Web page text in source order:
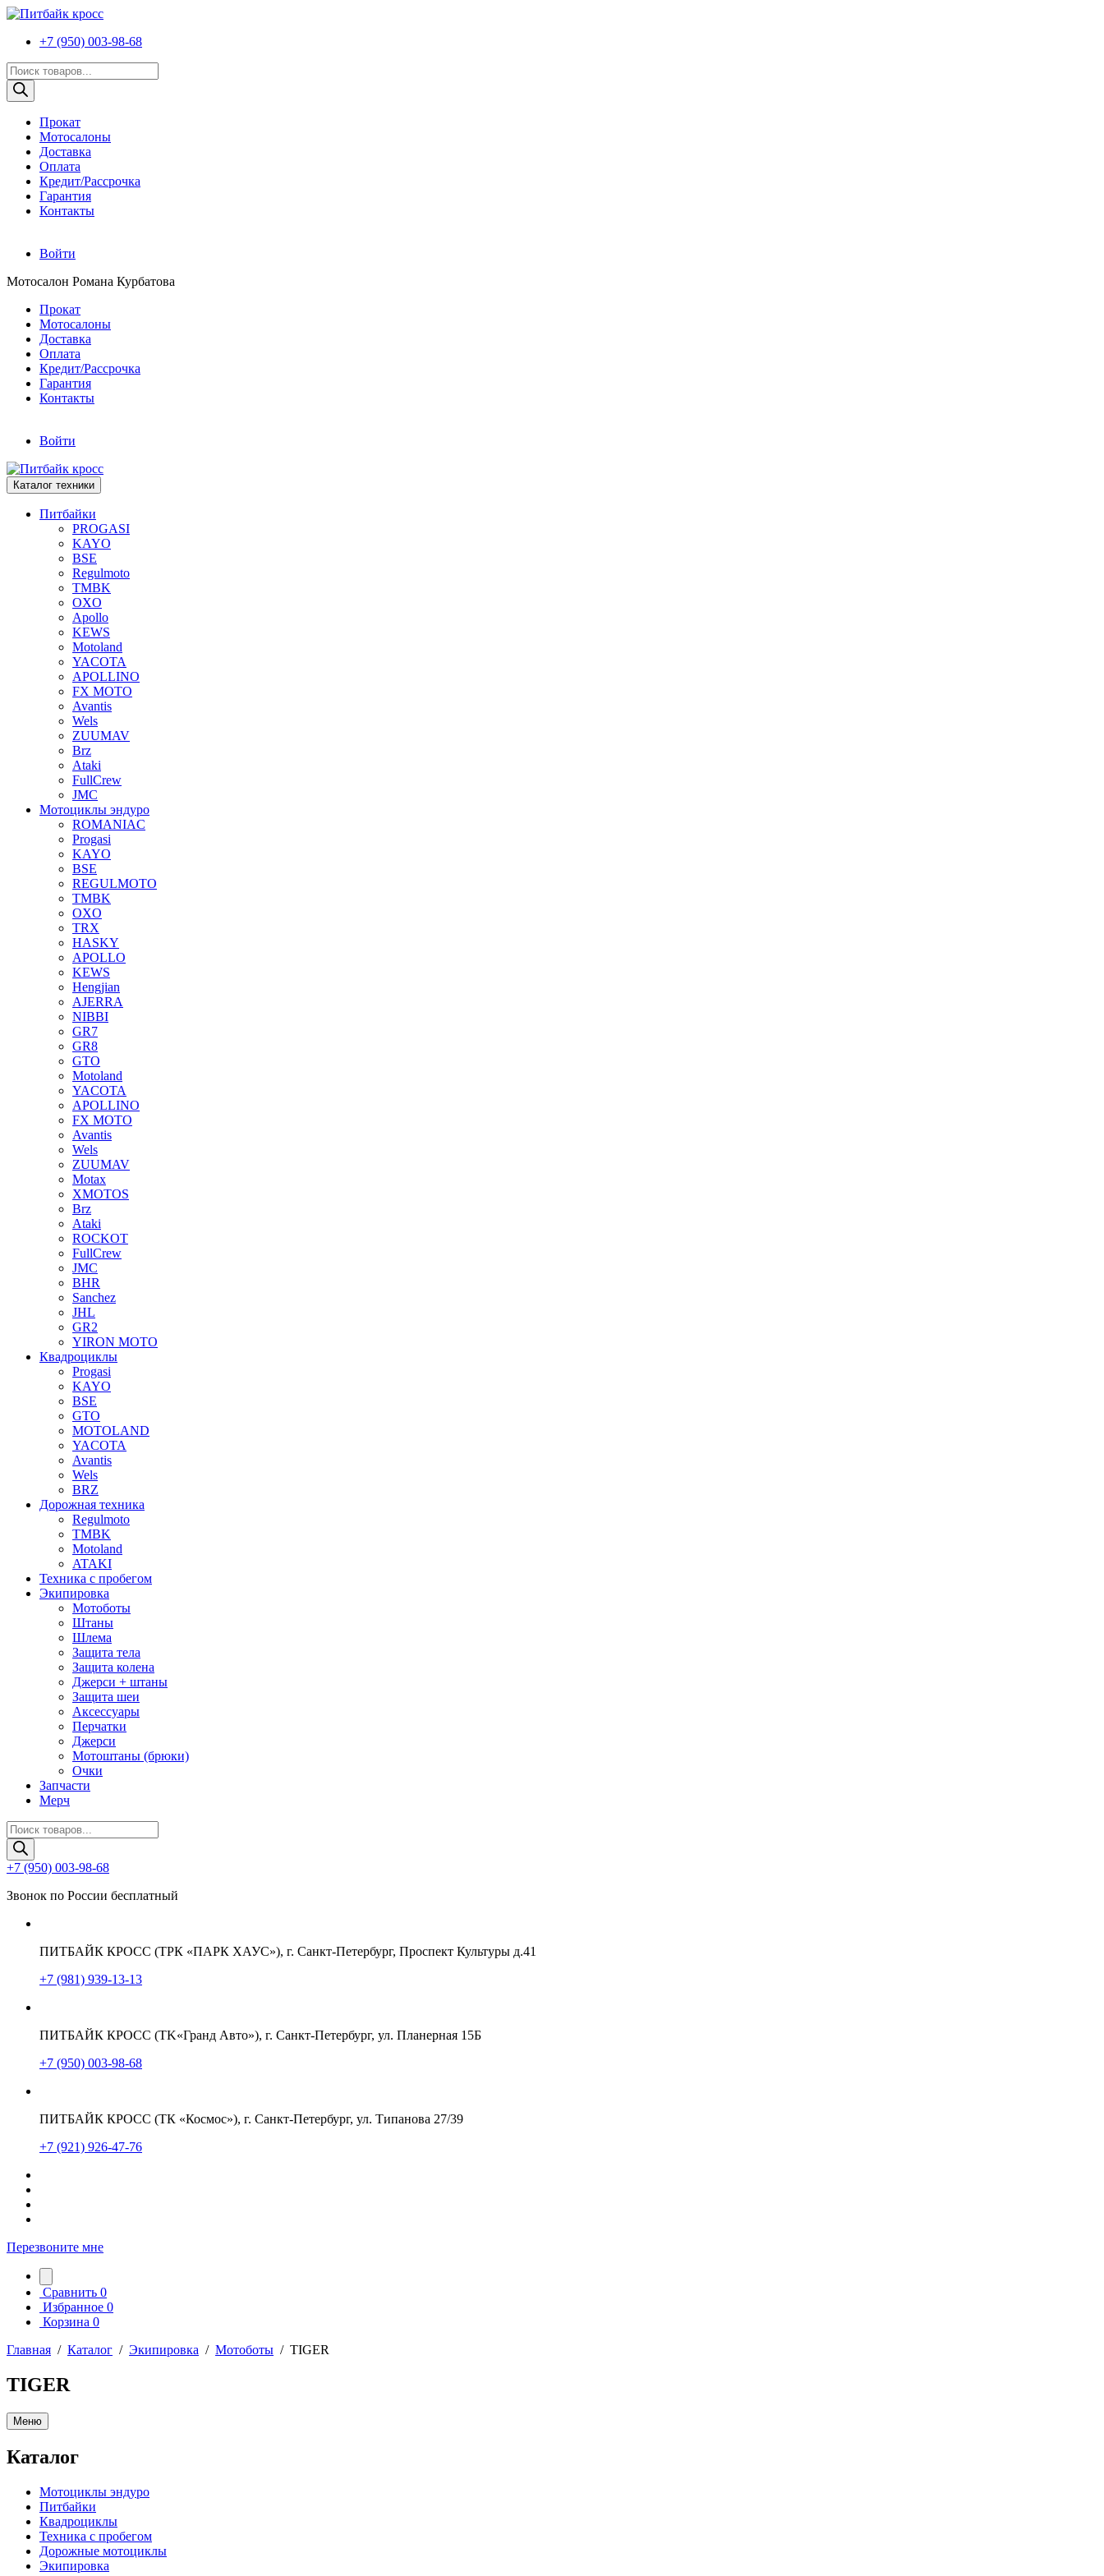
+7 (950) 003-98-68
Поиск
товаров
Прокат
Мотосалоны
Доставка
Оплата
Кредит/Рассрочка
Гарантия
Контакты
Войти
Мотосалон Романа Курбатова
Прокат
Мотосалоны
Доставка
Оплата
Кредит/Рассрочка
Гарантия
Контакты
Войти
Каталог техники
Питбайки
PROGASI
KAYO
BSE
Regulmoto
TMBK
OXO
Apollo
KEWS
Motoland
YACOTA
APOLLINO
FX MOTO
Avantis
Wels
ZUUMAV
Brz
Ataki
FullCrew
JMC
Мотоциклы эндуро
ROMANIAC
Progasi
KAYO
BSE
REGULMOTO
TMBK
OXO
TRX
HASKY
APOLLO
KEWS
Hengjian
AJERRA
NIBBI
GR7
GR8
GTO
Motoland
YACOTA
APOLLINO
FX MOTO
Avantis
Wels
ZUUMAV
Motax
XMOTOS
Brz
Ataki
ROCKOT
FullCrew
JMC
BHR
Sanchez
JHL
GR2
YIRON MOTO
Квадроциклы
Progasi
KAYO
BSE
GTO
MOTOLAND
YACOTA
Avantis
Wels
BRZ
Дорожная техника
Regulmoto
TMBK
Motoland
ATAKI
Техника с пробегом
Экипировка
Мотоботы
Штаны
Шлема
Защита тела
Защита колена
Джерси + штаны
Защита шеи
Аксессуары
Перчатки
Джерси
Мотоштаны (брюки)
Очки
Запчасти
Мерч
Поиск
товаров
+7 (950) 003-98-68
Звонок по России бесплатный
ПИТБАЙК КРОСС (ТРК «ПАРК ХАУС»), г. Санкт-Петербург, Проспект Культуры д.41
+7 (981) 939-13-13
ПИТБАЙК КРОСС (TK«Гранд Авто»), г. Санкт-Петербург, ул. Планерная 15Б
+7 (950) 003-98-68
ПИТБАЙК КРОСС (ТК «Космос»), г. Санкт-Петербург, ул. Типанова 27/39
+7 (921) 926-47-76
Перезвоните мне
Сравнить 0
Избранное 0
Корзина 0
Главная / Каталог / Экипировка / Мотоботы / TIGER
TIGER
Меню
Каталог
Мотоциклы эндуро
Питбайки
Квадроциклы
Техника с пробегом
Дорожные мотоциклы
Экипировка